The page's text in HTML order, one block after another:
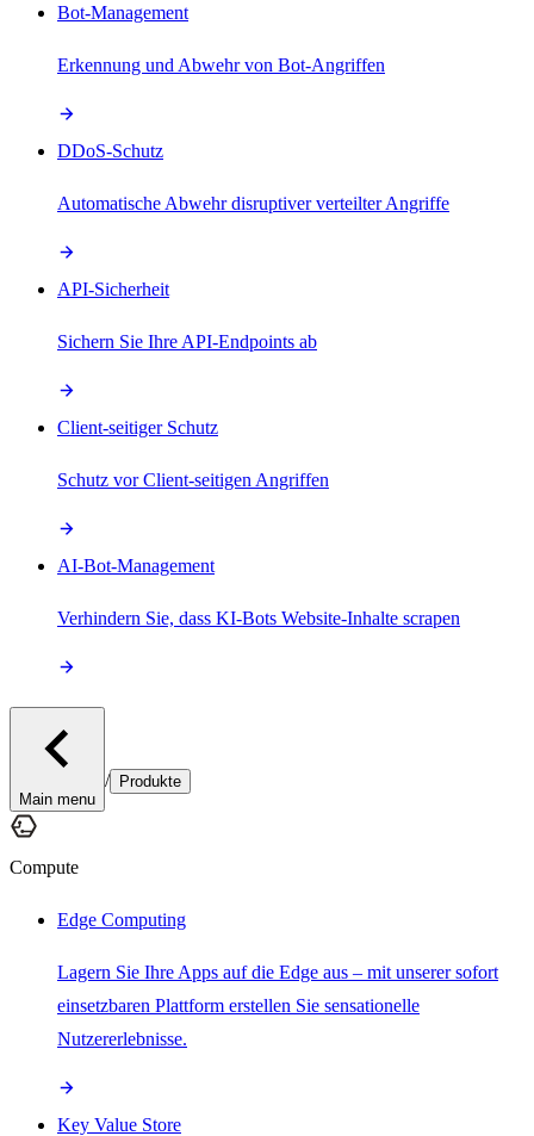
Bot-Management
Erkennung und Abwehr von Bot-Angriffen
DDoS-Schutz
Automatische Abwehr disruptiver verteilter Angriffe
API-Sicherheit
Sichern Sie Ihre API-Endpoints ab
Client-seitiger Schutz
Schutz vor Client-seitigen Angriffen
AI-Bot-Management
Verhindern Sie, dass KI-Bots Website-Inhalte scrapen
Main menu
/ Produkte
Compute
Edge Computing
Lagern Sie Ihre Apps auf die Edge aus – mit unserer sofort
einsetzbaren Plattform erstellen Sie sensationelle
Nutzererlebnisse.
Key Value Store